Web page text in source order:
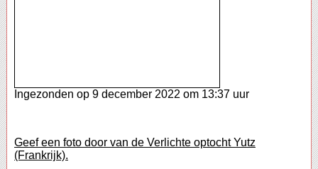
Ingezonden op 9 december 2022 om 13:37 uur
Geef een foto door van de Verlichte optocht Yutz
(Frankrijk).